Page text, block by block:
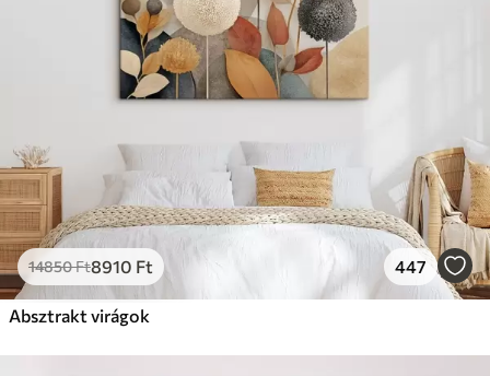
14850Ft8910 Ft 447
Absztrakt virágok